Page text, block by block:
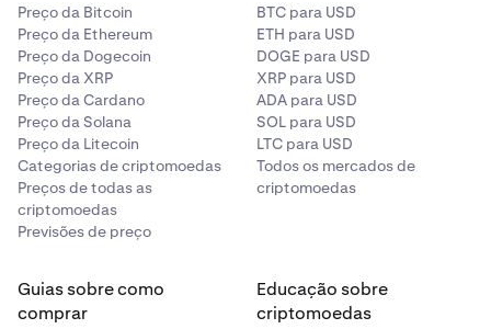
Preço da Bitcoin
Preço da Ethereum
Preço da Dogecoin
Preço da XRP
Preço da Cardano
Preço da Solana
Preço da Litecoin
Categorias de criptomoedas
Preços de todas as
criptomoedas
Previsões de preço
BTC para USD
ETH para USD
DOGE para USD
XRP para USD
ADA para USD
SOL para USD
LTC para USD
Todos os mercados de
criptomoedas
Guias sobre como
comprar
Educação sobre
criptomoedas